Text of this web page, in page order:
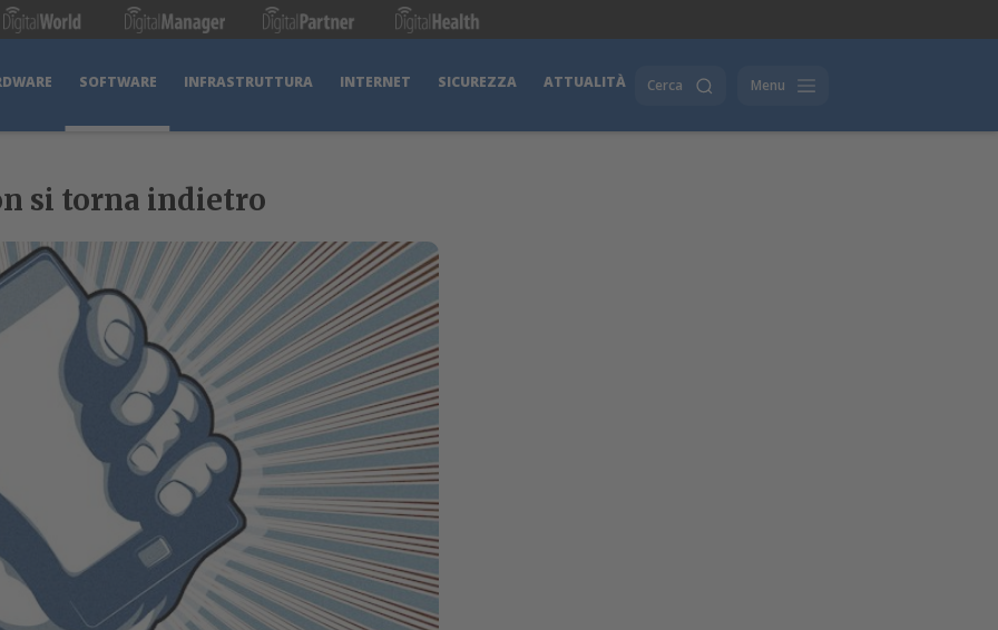
SOFTWARE INFRASTRUTTURA INTERNET SICUREZZA ATTUALITÀ Cerca Menu
si torna indietro